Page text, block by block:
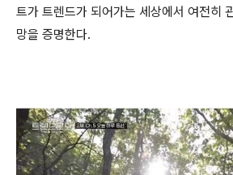
트가 트렌드가 되어가는 세상에서 여전히
망을 증명한다.